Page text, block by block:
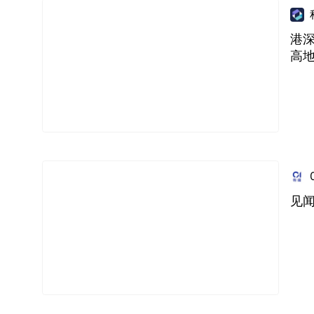
港
高
见